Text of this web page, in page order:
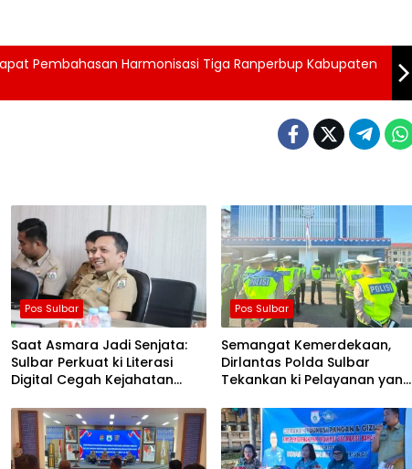
Pembahasan Harmonisasi Tiga Ranperbup Kabupaten
Pos Sulbar
Saat Asmara Jadi Senjata:
Sulbar Perkuat ki Literasi
Digital Cegah Kejahatan
Pos Sulbar
Semangat Kemerdekaan,
Dirlantas Polda Sulbar
Tekankan ki Pelayanan yang
Menyentuh Hati